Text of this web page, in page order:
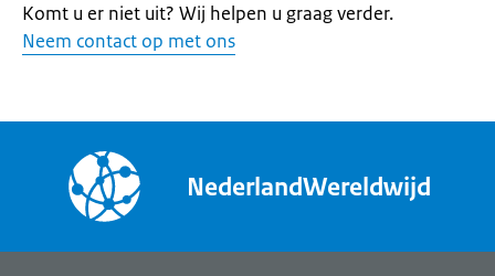
Komt u er niet uit? Wij helpen u graag verder.
Neem contact op met ons
NederlandWereldwijd